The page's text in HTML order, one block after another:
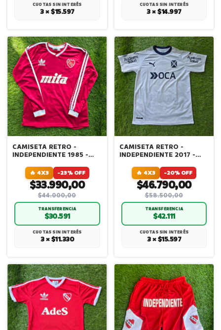
CUOTAS SIN INTERÉS
3 × $15.597
CUOTAS SIN INTERÉS
3 × $14.997
CAMISETA RETRO -
INDEPENDIENTE 1985 -
🔥 4X3 -23% OFF
$33.990,00
$44.000,00
TRANSFERENCIA
$30.591
CUOTAS SIN INTERÉS
3 × $11.330
CAMISETA RETRO -
INDEPENDIENTE 2017 -
SUDAMERICANA
🔥 4X3 -20% OFF
$46.790,00
$58.500,00
TRANSFERENCIA
$42.111
CUOTAS SIN INTERÉS
3 × $15.597